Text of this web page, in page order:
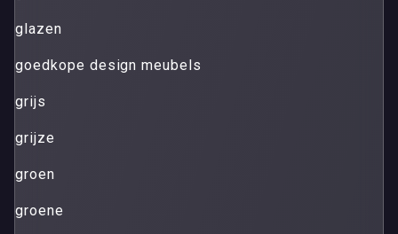
glazen
goedkope design meubels
grijs
grijze
groen
groene